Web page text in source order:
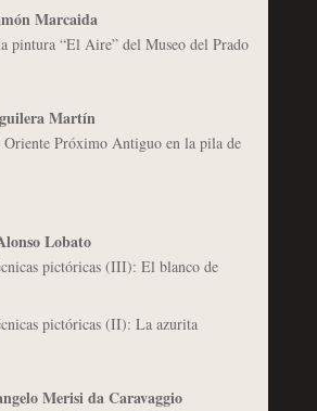
Marcaida
pintura “El Aire” del Museo del Prado
Martín
Oriente Próximo Antiguo en la pila de
Lobato
pictóricas (III): El blanco de
pictóricas (II): La azurita
Merisi da Caravaggio